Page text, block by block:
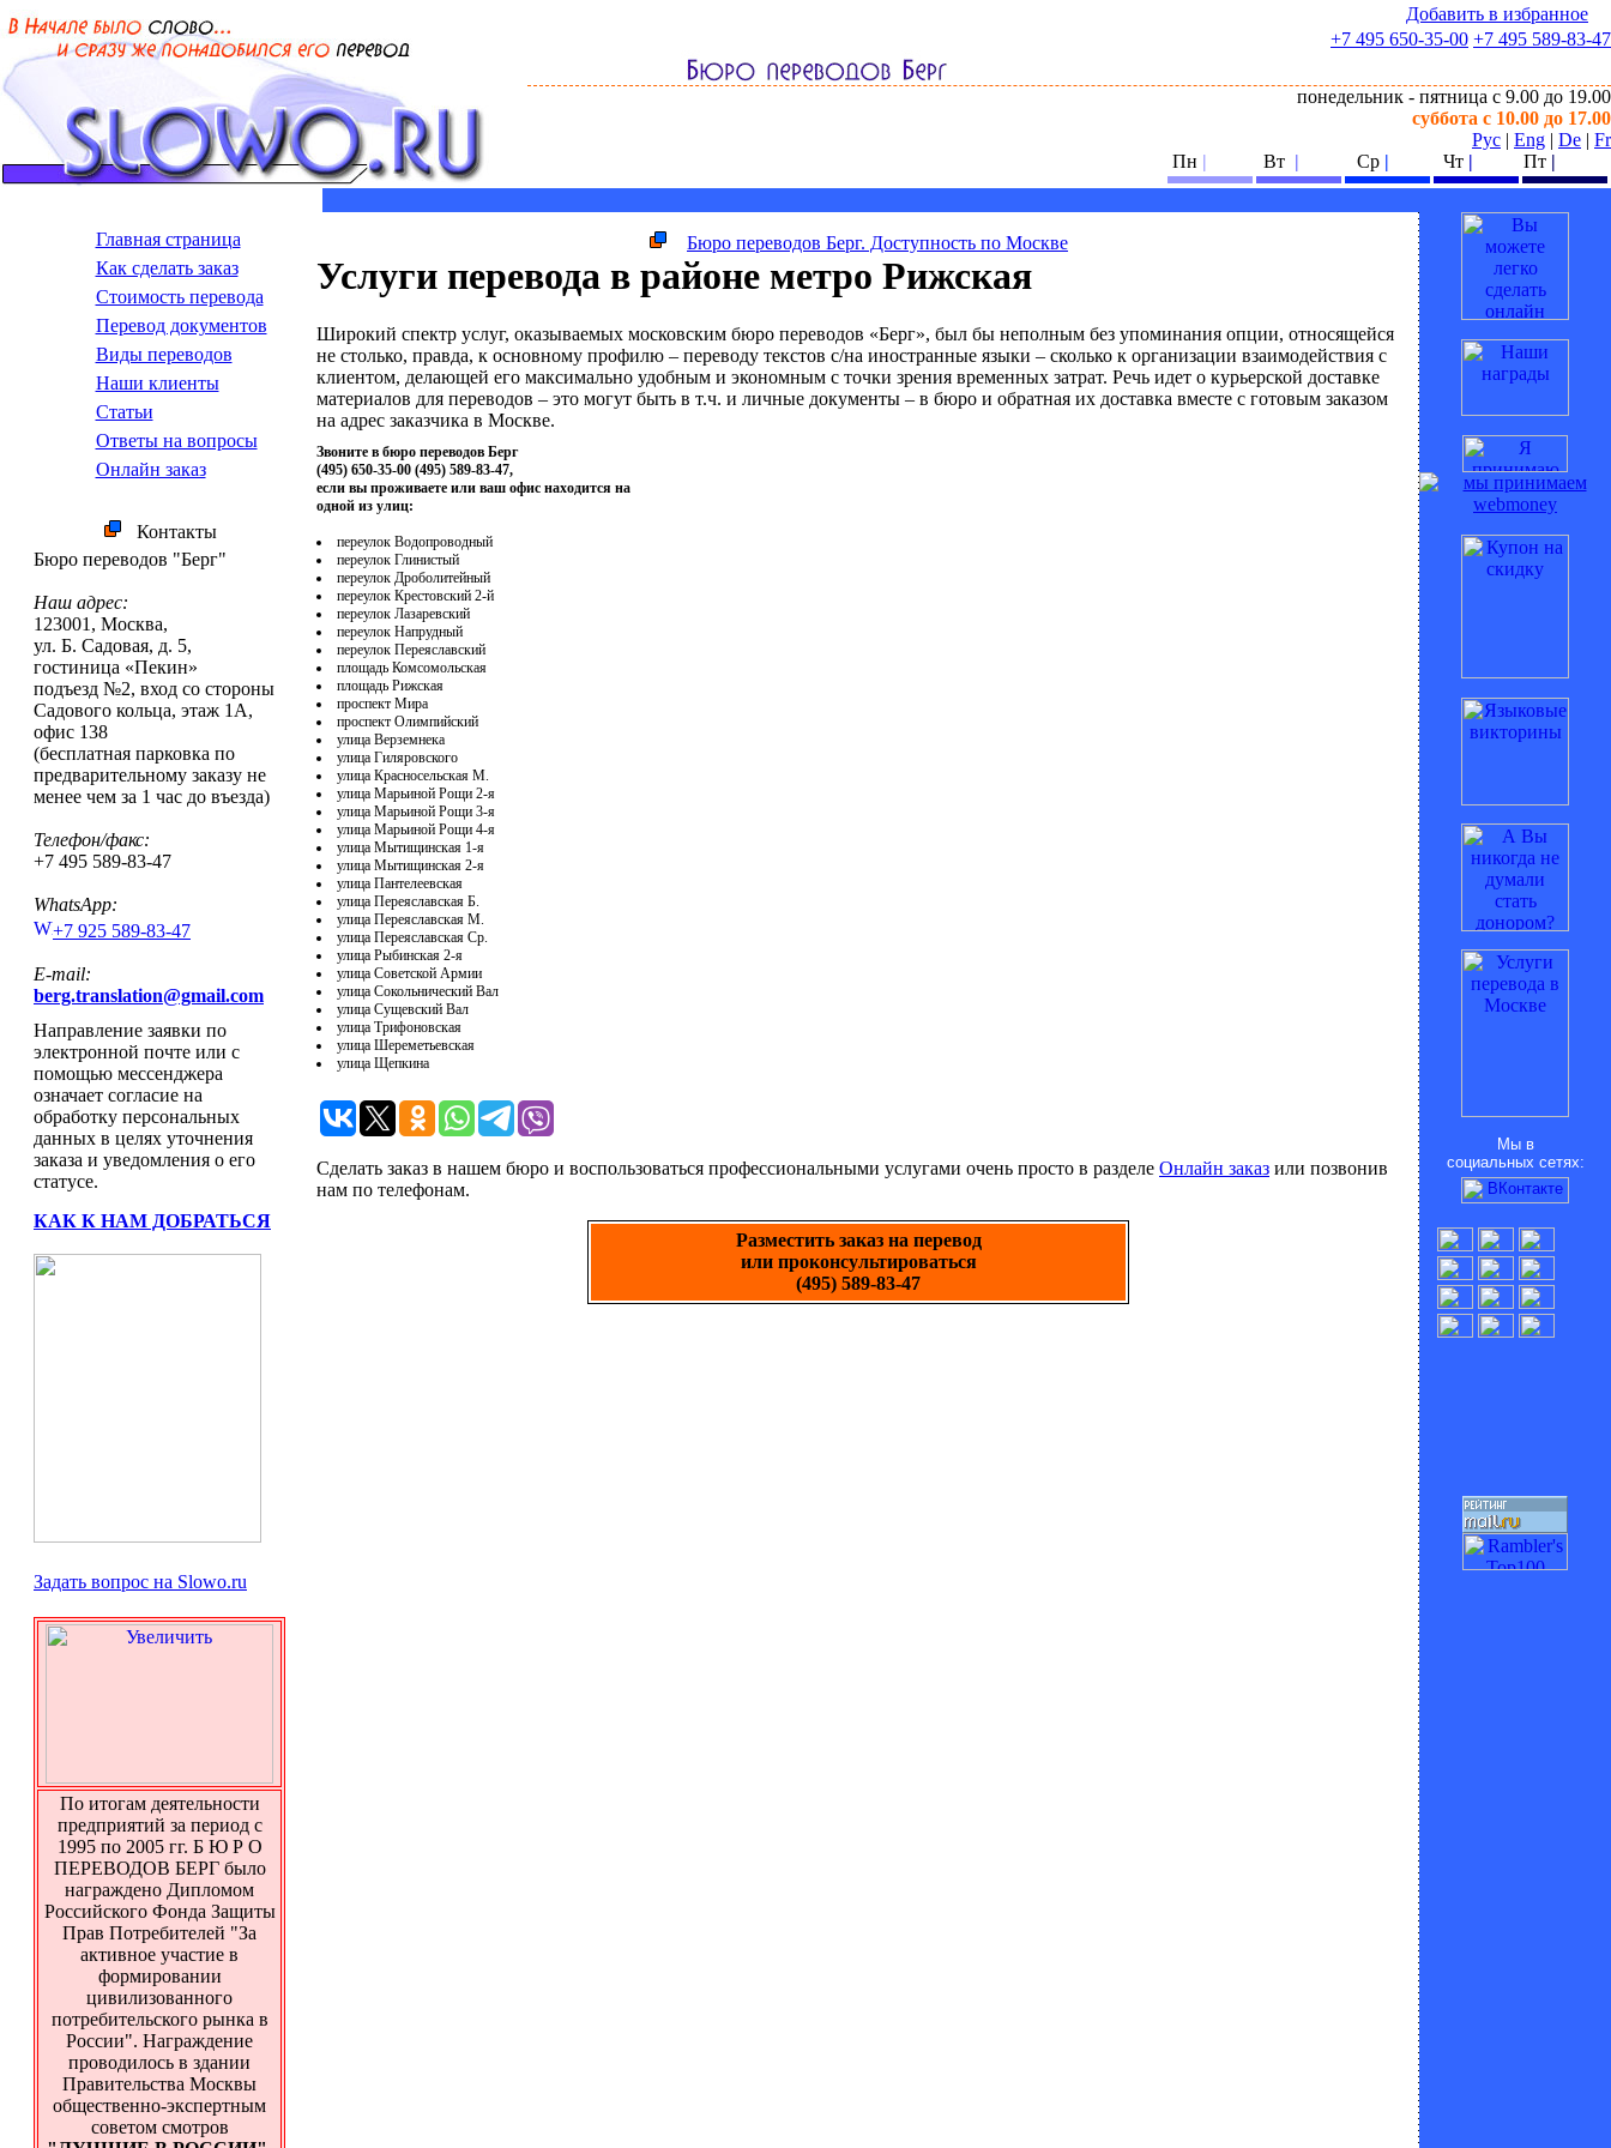
Добавить в избранное
+7 495 650-35-00 +7 495 589-83-47
понедельник - пятница с 9.00 до 19.00
суббота с 10.00 до 17.00
Рус | Eng | De | Fr
Пн | Вт | Ср | Чт | Пт |
Главная страница
Как сделать заказ
Стоимость перевода
Пepeвoд дoкумeнтoв
Виды переводов
Наши клиенты
Статьи
Ответы на вопросы
Онлайн заказ
Контакты
Бюро переводов "Берг"
Наш адрес:
123001 , Москва,
ул. Б. Садовая, д. 5,
гостиница «Пекин»
подъезд №2, вход со стороны
Садового кольца, этаж 1А,
офис 138
(бесплатная парковка по
предварительному заказу не
менее чем за 1 час до въезда)
Телефон/факс:
+7 495 589-83-47
WhatsApp:
+7 925 589-83-47
E-mail:
berg.translation@gmail.com
Направление заявки по
электронной почте или с
помощью мессенджера
означает согласие на
обработку персональных
данных в целях уточнения
заказа и уведомления о его
статусе.
КАК К НАМ ДОБРАТЬСЯ
Задать вопрос на Slowo.ru
По итогам деятельности
предприятий за период с
1995 по 2005 гг. Б Ю Р О
ПЕРЕВОДОВ БЕРГ было
награждено Дипломом
Российского Фонда Защиты
Прав Потребителей "За
активное участие в
формировании
цивилизованного
потребительского рынка в
России". Награждение
проводилось в здании
Правительства Москвы
общественно-экспертным
советом смотров
Бюро переводов Берг. Доступность по Москве
Услуги перевода в районе метро Рижская
Широкий спектр услуг, оказываемых московским бюро переводов «Берг», был бы неполным без упоминания опции, относящейся
не столько, правда, к основному профилю – переводу текстов с/на иностранные языки – сколько к организации взаимодействия с
клиентом, делающей его максимально удобным и экономным с точки зрения временных затрат. Речь идет о курьерской доставке
материалов для переводов – это могут быть в т.ч. и личные документы – в бюро и обратная их доставка вместе с готовым заказом
на адрес заказчика в Москве.
Звоните в бюро переводов Берг
(495) 650-35-00 (495) 589-83-47,
если вы проживаете или ваш офис находится на
одной из улиц:
переулок Водопроводный
переулок Глинистый
переулок Дроболитейный
переулок Крестовский 2-й
переулок Лазаревский
переулок Напрудный
переулок Переяславский
площадь Комсомольская
площадь Рижская
проспект Мира
проспект Олимпийский
улица Верземнека
улица Гиляровского
улица Красносельская М.
улица Марьиной Рощи 2-я
улица Марьиной Рощи 3-я
улица Марьиной Рощи 4-я
улица Мытищинская 1-я
улица Мытищинская 2-я
улица Пантелеевская
улица Переяславская Б.
улица Переяславская М.
улица Переяславская Ср.
улица Рыбинская 2-я
улица Советской Армии
улица Сокольнический Вал
улица Сущевский Вал
улица Трифоновская
улица Шереметьевская
улица Щепкина
Сделать заказ в нашем бюро и воспользоваться профессиональными услугами очень просто в разделе Онлайн заказ или позвонив
нам по телефонам.
Разместить заказ на перевод
или проконсультироваться
(495) 589-83-47
Мы в
социальных сетях: